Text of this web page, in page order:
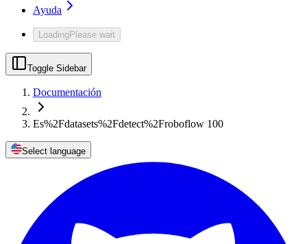
Ayuda
LoadingPlease wait
Toggle Sidebar
Documentación
Es%2Fdatasets%2Fdetect%2Froboflow 100
Select language